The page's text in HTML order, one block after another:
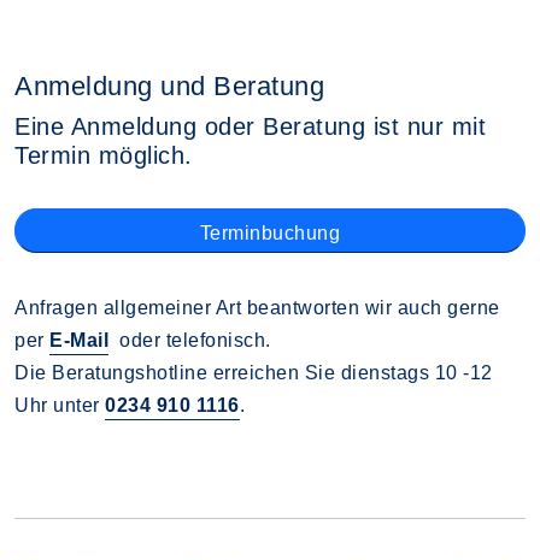
Anmeldung und Beratung
Eine Anmeldung oder Beratung ist nur mit
Termin möglich.
Terminbuchung
Anfragen allgemeiner Art beantworten wir auch gerne
per E-Mail
oder telefonisch.
Die Beratungshotline erreichen Sie dienstags 10 -12
Uhr unter 0234 910 1116.